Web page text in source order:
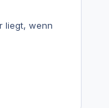
liegt, wenn